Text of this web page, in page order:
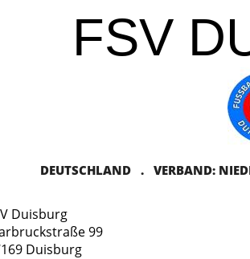
FSV
DEUTSCHLAND . VERBAND:
Duisburg
99
Duisburg